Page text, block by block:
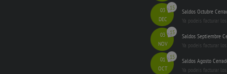
15
03
DEC
Saldos Octubre
Ya podeis facturar
15
03
NOV
Saldos Septiembre
Ya podeis facturar
15
01
OCT
Saldos Agosto
Ya podeis facturar